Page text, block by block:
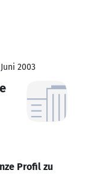
2003
Profil zu